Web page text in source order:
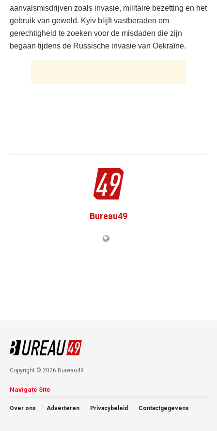
aanvalsmisdrijven zoals invasie, militaire bezetting en het
gebruik van geweld. Kyiv blijft vastberaden om
gerechtigheid te zoeken voor de misdaden die zijn
begaan tijdens de Russische invasie van Oekraïne.
Bureau49
Copyright © 2026 Bureau49
Navigate Site
Over ons Adverteren Privacybeleid Contactgegevens